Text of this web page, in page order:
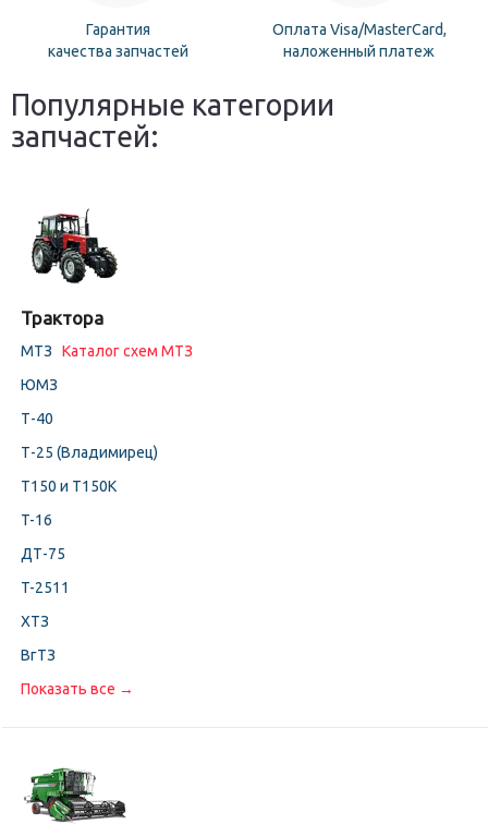
Гарантия
качества запчастей
Оплата Visa/MasterCard,
наложенный платеж
Популярные категории
запчастей:
Трактора
МТЗ Каталог схем МТЗ
ЮМЗ
Т-40
Т-25 (Владимирец)
Т150 и Т150К
T-16
ДТ-75
T-2511
ХТЗ
ВгТЗ
Показать все →